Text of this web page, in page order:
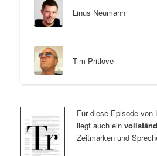
Linus Neumann
Tim Pritlove
Für diese Episode von
liegt auch ein
Zeitmarken und